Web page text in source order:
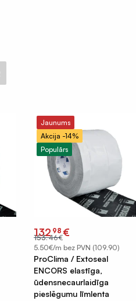
Jaunums
Akcija -14%
Populārs
€
153.46
Original
price
was:
€153.46.
€
13298
Current
price
is:
€132.98.
5.50€/m bez PVN (109.90)
ProClima / Extoseal
ENCORS elastīga,
ūdensnecaurlaidīga
pieslēgumu līmlenta